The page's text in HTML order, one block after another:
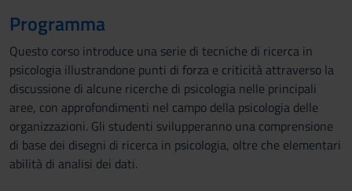
Programma
Questo corso introduce una serie di tecniche di ricerca in
psicologia illustrandone punti di forza e criticità attraverso la
discussione di alcune ricerche di psicologia nelle principali
aree, con approfondimenti nel campo della psicologia delle
organizzazioni. Gli studenti svilupperanno una comprensione
di base dei disegni di ricerca in psicologia, oltre che elementari
abilità di analisi dei dati.